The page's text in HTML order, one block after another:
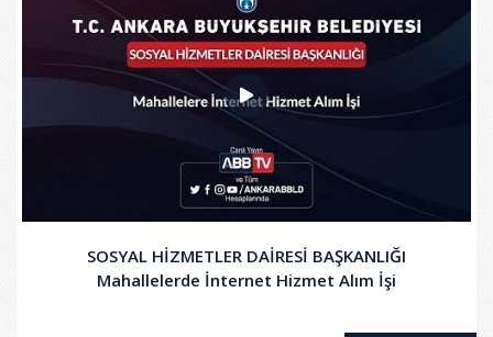
SOSYAL HİZMETLER DAİRESİ BAŞKANLIĞI
Mahallelerde İnternet Hizmet Alım İşi